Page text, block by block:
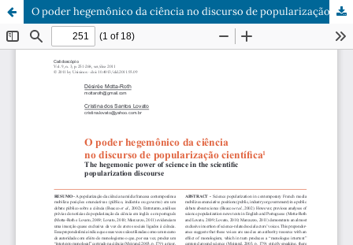
O poder hegemônico da ciência no discurso de popularização científica